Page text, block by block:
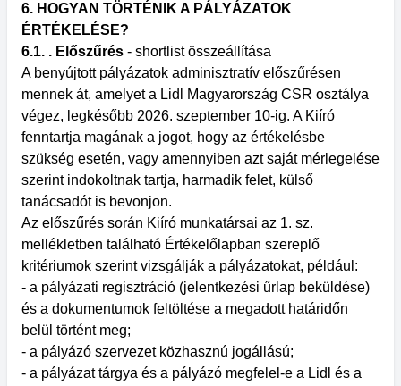
6. HOGYAN TÖRTÉNIK A PÁLYÁZATOK
ÉRTÉKELÉSE?
6.1. . Előszűrés - shortlist összeállítása
A benyújtott pályázatok adminisztratív előszűrésen
mennek át, amelyet a Lidl Magyarország CSR osztálya
végez, legkésőbb 2026. szeptember 10-ig. A Kiíró
fenntartja magának a jogot, hogy az értékelésbe
szükség esetén, vagy amennyiben azt saját mérlegelése
szerint indokoltnak tartja, harmadik felet, külső
tanácsadót is bevonjon.
Az előszűrés során Kiíró munkatársai az 1. sz.
mellékletben található Értékelőlapban szereplő
kritériumok szerint vizsgálják a pályázatokat, például:
- a pályázati regisztráció (jelentkezési űrlap beküldése)
és a dokumentumok feltöltése a megadott határidőn
belül történt meg;
- a pályázó szervezet közhasznú jogállású;
- a pályázat tárgya és a pályázó megfelel-e a Lidl és a